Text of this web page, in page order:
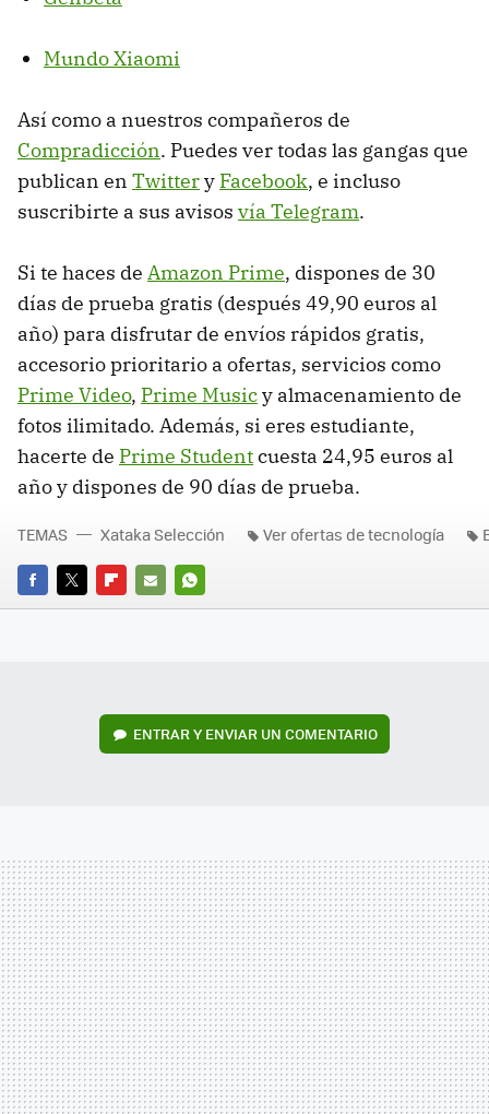
Mundo Xiaomi
Así como a nuestros compañeros de
Compradicción. Puedes ver todas las gangas que
publican en Twittery Facebook, e incluso
suscribirte a sus avisos vía Telegram.
Si te haces de Amazon Prime, dispones de 30
días de prueba gratis (después 49,90 euros al
año) para disfrutar de envíos rápidos gratis,
accesorio prioritario a ofertas, servicios como
Prime Video, Prime Musicy almacenamiento de
fotos ilimitado. Además, si eres estudiante,
hacerte de Prime Studentcuesta 24,95 euros al
año y dispones de 90 días de prueba.
FACEBOOK
TWITTERFLIPBOARD
E-
WHATSAPP
TEMAS Xataka Selección Ver ofertas de tecnología
ENTRAR Y ENVIAR UN COMENTARIO